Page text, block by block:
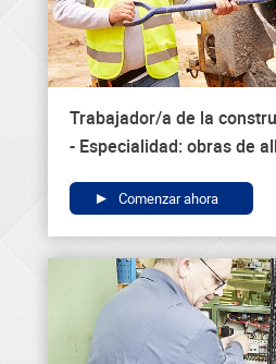
Trabajador/a de la
- Especialidad: obras de
Comenzar ahora